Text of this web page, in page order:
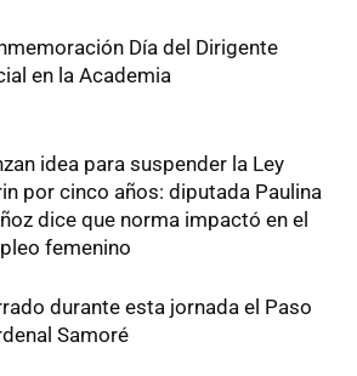
Día del Dirigente
en la Academia
idea para suspender la Ley
por cinco años: diputada Paulina
dice que norma impactó en el
femenino
durante esta jornada el Paso
Samoré